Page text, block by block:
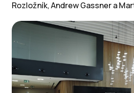
Rozložník, Andrew Gassner a